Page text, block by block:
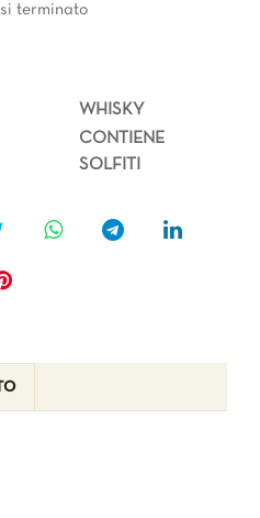
terminato
WHISKY
CONTIENE
SOLFITI